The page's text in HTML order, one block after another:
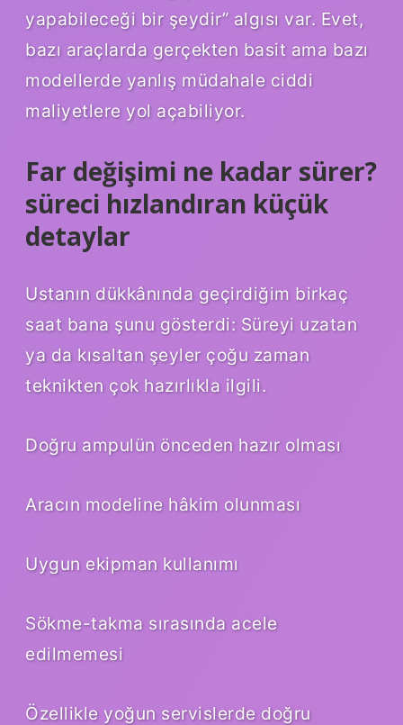
yapabileceği bir şeydir” algısı var. Evet,
bazı araçlarda gerçekten basit ama bazı
modellerde yanlış müdahale ciddi
maliyetlere yol açabiliyor.
Far değişimi ne kadar sürer?
süreci hızlandıran küçük
detaylar
Ustanın dükkânında geçirdiğim birkaç
saat bana şunu gösterdi: Süreyi uzatan
ya da kısaltan şeyler çoğu zaman
teknikten çok hazırlıkla ilgili.
Doğru ampulün önceden hazır olması
Aracın modeline hâkim olunması
Uygun ekipman kullanımı
Sökme-takma sırasında acele
edilmemesi
Özellikle yoğun servislerde doğru